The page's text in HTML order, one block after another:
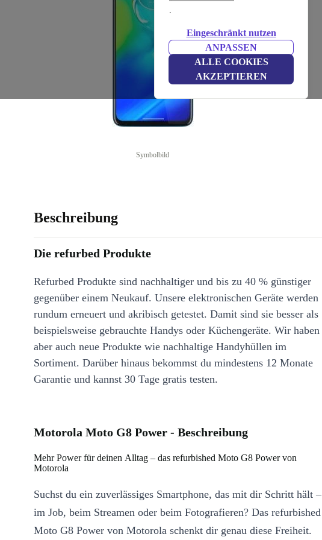
.
Eingeschränkt nutzen
ANPASSEN
ALLE COOKIES
AKZEPTIEREN
Symbolbild
Beschreibung
Die refurbed Produkte
Refurbed Produkte sind nachhaltiger und bis zu 40 % günstiger
gegenüber einem Neukauf. Unsere elektronischen Geräte werden
rundum erneuert und akribisch getestet. Damit sind sie besser als
beispielsweise gebrauchte Handys oder Küchengeräte. Wir haben
aber auch neue Produkte wie nachhaltige Handyhüllen im
Sortiment. Darüber hinaus bekommst du mindestens 12 Monate
Garantie und kannst 30 Tage gratis testen.
Motorola Moto G8 Power - Beschreibung
Mehr Power für deinen Alltag – das refurbished Moto G8 Power von
Motorola
Suchst du ein zuverlässiges Smartphone, das mit dir Schritt hält –
im Job, beim Streamen oder beim Fotografieren? Das refurbished
Moto G8 Power von Motorola schenkt dir genau diese Freiheit.